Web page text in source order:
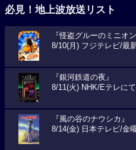
必見！地上波放送リスト
『怪盗グルーのミニオ
8/10(月) フジテレビ/最
『銀河鉄道の夜』
8/11(火) NHK/Eテレに
『風の谷のナウシカ』
8/14(金) 日本テレビ/金